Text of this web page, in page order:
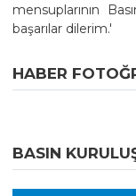
mensuplarının
başarılar dilerim.'
HABER
BASIN